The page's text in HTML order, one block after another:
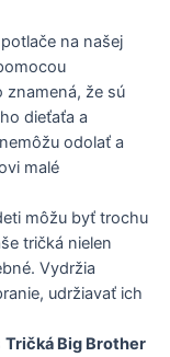
na našej
znamená, že sú
dieťaťa a
odolať a
malé
môžu byť trochu
tričká nielen
Vydržia
udržiavať ich
Tričká Big Brother